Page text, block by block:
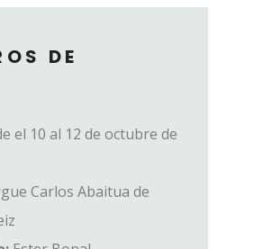
DE
el 10 al 12 de octubre de
Carlos Abaitua de